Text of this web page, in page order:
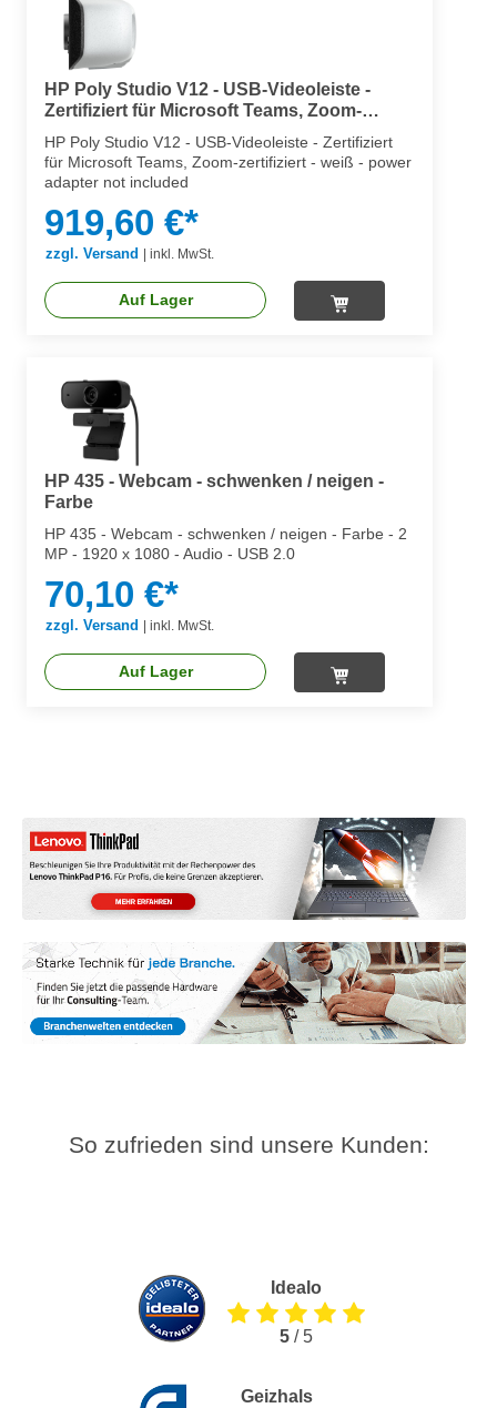
HP Poly Studio V12 - USB-Videoleiste -
Zertifiziert für Microsoft Teams, Zoom-
HP Poly Studio V12 - USB-Videoleiste - Zertifiziert
für Microsoft Teams, Zoom-zertifiziert - weiß - power
adapter not included
919,60 €*
zzgl. Versand inkl. MwSt.
Auf Lager
HP 435 - Webcam - schwenken / neigen -
Farbe
HP 435 - Webcam - schwenken / neigen - Farbe - 2
MP - 1920 x 1080 - Audio - USB 2.0
70,10 €*
zzgl. Versand inkl. MwSt.
Auf Lager
So zufrieden sind unsere Kunden:
Idealo
5/ 5
Geizhals